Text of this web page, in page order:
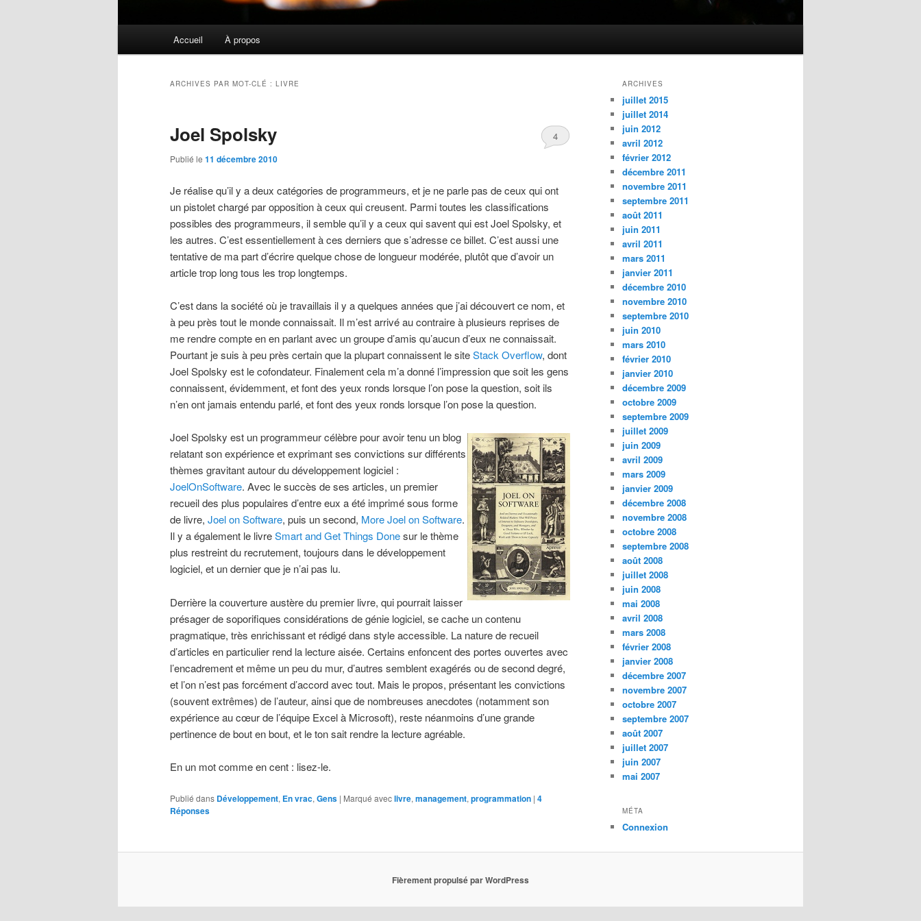
Accueil À propos
ARCHIVES PAR MOT-CLÉ : LIVRE
Joel Spolsky
Publié le 11 décembre 2010
4
Je réalise qu’il y a deux catégories de programmeurs, et je ne parle pas de ceux qui ont
un pistolet chargé par opposition à ceux qui creusent. Parmi toutes les classifications
possibles des programmeurs, il semble qu’il y a ceux qui savent qui est Joel Spolsky, et
les autres. C’est essentiellement à ces derniers que s’adresse ce billet. C’est aussi une
tentative de ma part d’écrire quelque chose de longueur modérée, plutôt que d’avoir un
article trop long tous les trop longtemps.
C’est dans la société où je travaillais il y a quelques années que j’ai découvert ce nom, et
à peu près tout le monde connaissait. Il m’est arrivé au contraire à plusieurs reprises de
me rendre compte en en parlant avec un groupe d’amis qu’aucun d’eux ne connaissait.
Pourtant je suis à peu près certain que la plupart connaissent le siteStack Overflow, dont
Joel Spolsky est le cofondateur. Finalement cela m’a donné l’impression que soit les gens
connaissent, évidemment, et font des yeux ronds lorsque l’on pose la question, soit ils
n’en ont jamais entendu parlé, et font des yeux ronds lorsque l’on pose la question.
Joel Spolsky est un programmeur célèbre pour avoir tenu un blog
relatant son expérience et exprimant ses convictions sur différents
thèmes gravitant autour du développement logiciel :
JoelOnSoftware. Avec le succès de ses articles, un premier
recueil des plus populaires d’entre eux a été imprimé sous forme
de livre, Joel on Software, puis un second, More Joel on Software.
Il y a également le livreSmart and Get Things Donesur le thème
plus restreint du recrutement, toujours dans le développement
logiciel, et un dernier que je n’ai pas lu.
Derrière la couverture austère du premier livre, qui pourrait laisser
présager de soporifiques considérations de génie logiciel, se cache un contenu
pragmatique, très enrichissant et rédigé dans style accessible. La nature de recueil
d’articles en particulier rend la lecture aisée. Certains enfoncent des portes ouvertes avec
l’encadrement et même un peu du mur, d’autres semblent exagérés ou de second degré,
et l’on n’est pas forcément d’accord avec tout. Mais le propos, présentant les convictions
(souvent extrêmes) de l’auteur, ainsi que de nombreuses anecdotes (notamment son
expérience au cœur de l’équipe Excel à Microsoft), reste néanmoins d’une grande
pertinence de bout en bout, et le ton sait rendre la lecture agréable.
En un mot comme en cent : lisez-le.
nd
on
and
Publié dans Développement, En vrac,Gens | Marqué aveclivre,management,programmation | 4
Réponses
ARCHIVES
juillet 2015
juillet 2014
juin 2012
avril 2012
février 2012
décembre 2011
novembre 2011
septembre 2011
août 2011
juin 2011
avril 2011
mars 2011
janvier 2011
décembre 2010
novembre 2010
septembre 2010
juin 2010
mars 2010
février 2010
janvier 2010
décembre 2009
octobre 2009
septembre 2009
juillet 2009
juin 2009
avril 2009
mars 2009
janvier 2009
décembre 2008
novembre 2008
octobre 2008
septembre 2008
août 2008
juillet 2008
juin 2008
mai 2008
avril 2008
mars 2008
février 2008
janvier 2008
décembre 2007
novembre 2007
octobre 2007
septembre 2007
août 2007
juillet 2007
juin 2007
mai 2007
MÉTA
Connexion
Fièrement propulsé par WordPress